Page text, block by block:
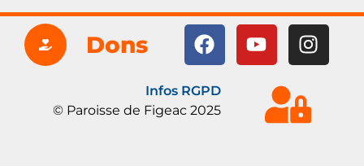
Dons
Infos RGPD
© Paroisse de Figeac 2025